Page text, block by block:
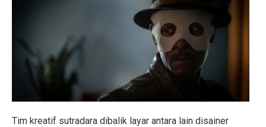
Tim kreatif sutradara dibalik layar antara lain disainer